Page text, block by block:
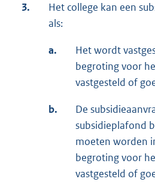
3.
Het college kan een
als:
a.
Het wordt
begroting voor
vastgesteld of
b.
De
subsidieplafond
moeten worden
begroting voor
vastgesteld of